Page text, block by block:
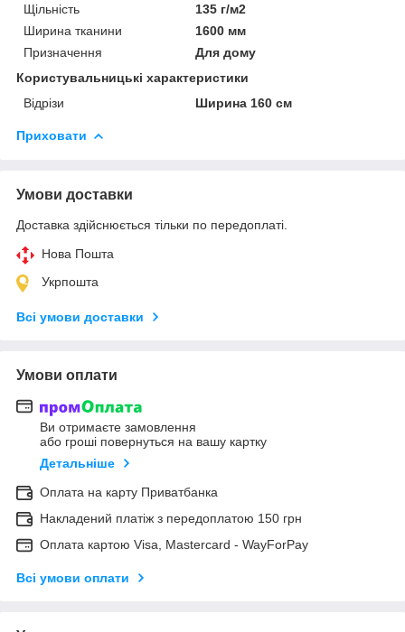
Щільність
135 г/м2
Ширина тканини
1600 мм
Призначення
Для дому
Користувальницькі характеристики
Відрізи
Ширина 160 см
Приховати
Умови доставки
Доставка здійснюється тільки по передоплаті.
Нова Пошта
Укрпошта
Всі умови доставки
Умови оплати
Ви отримаєте замовлення
або гроші повернуться на вашу картку
Детальніше
Оплата на карту Приватбанка
Накладений платіж з передоплатою 150 грн
Оплата картою Visa, Mastercard - WayForPay
Всі умови оплати